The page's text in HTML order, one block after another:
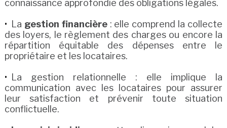
connaissance approfondie des obligations légales.
La gestion financière: elle comprend la collecte
des loyers, le règlement des charges ou encore la
répartition équitable des dépenses entre le
propriétaire et les locataires.
La gestion relationnelle : elle implique la
communication avec les locataires pour assurer
leur satisfaction et prévenir toute situation
conflictuelle.